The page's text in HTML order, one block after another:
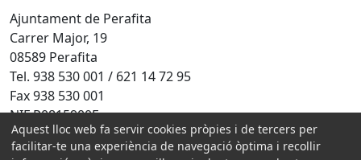
Ajuntament de Perafita
Carrer Major, 19
08589 Perafita
Tel. 938 530 001 / 621 14 72 95
Fax 938 530 001
NIF P0815900F
Amb la col·laboració de:
Aquest lloc web fa servir cookies pròpies i de tercers per
facilitar-te una experiència de navegació òptima i recollir